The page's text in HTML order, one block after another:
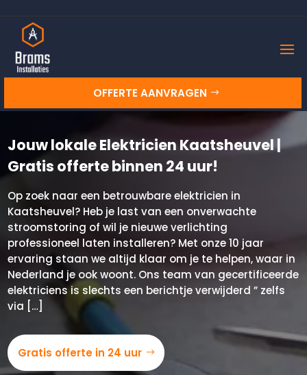
OFFERTE AANVRAGEN
Jouw lokale Elektricien Kaatsheuvel |
Gratis offerte binnen 24 uur!
Op zoek naar een betrouwbare elektricien in
Kaatsheuvel? Heb je last van een onverwachte
stroomstoring of wil je nieuwe verlichting
professioneel laten installeren? Met onze 10 jaar
ervaring staan we altijd klaar om je te helpen, waar in
Nederland je ook woont. Ons team van gecertificeerde
elektriciens is slechts een berichtje verwijderd ” zelfs
via […]
Gratis offerte in 24 uur